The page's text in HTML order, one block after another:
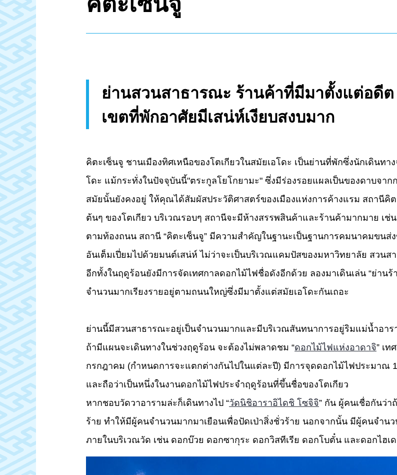
ย่านสวนสาธารณะ ร้านค้าที่มีมาตั้งแต่อดีต
เขตที่พักอาศัยมีเสน่ห์เงียบสงบมาก
คิตะเซ็นจู ชานเมืองทิศเหนือของโตเกียวในสมัยเอโดะ เป็นย่านที่พักซึ่งนักเดินท
โดะ แม้กระทั่งในปัจจุบันนี้"ตระกูลโยโกยามะ" ซึ่งมีร่องรอยแผลเป็นของดาบจาก
สมัยนั้นยังคงอยู่ ให้คุณได้สัมผัสประวัติศาสตร์ของเมืองแห่งการค้างแรม สถานีคิ
ต้นๆ ของโตเกียว บริเวณรอบๆ สถานีจะมีห้างสรรพสินค้าและร้านค้ามากมาย เช่น
ตามท้องถนน สถานี “คิตะเซ็นจู” มีความสำคัญในฐานะเป็นฐานการคมนาคมขนส่
อันเต็มเปี่ยมไปด้วยมนต์เสน่ห์ ไม่ว่าจะเป็นบริเวณแคมปัสของมหาวิทยาลัย สวน
อีกทั้งในฤดูร้อนยังมีการจัดเทศกาลดอกไม้ไฟชื่อดังอีกด้วย ลองมาเดินเล่น “ย่าน
จำนวนมากเรียงรายอยู่ตามถนนใหญ่ซึ่งมีมาตั้งแต่สมัยเอโดะกันเถอะ
ย่านนี้มีสวนสาธารณะอยู่เป็นจำนวนมากและมีบริเวณสันทนาการอยู่ริมแม่น้ำอาร
ถ้ามีแผนจะเดินทางในช่วงฤดูร้อน จะต้องไม่พลาดชม “ดอกไม้ไฟแห่งอาดาจิ” เ
กรกฎาคม (กำหนดการจะแตกต่างกันไปในแต่ละปี) มีการจุดดอกไม้ไฟประมาณ
และถือว่าเป็นหนึ่งในงานดอกไม้ไฟประจำฤดูร้อนที่ขึ้นชื่อของโตเกียว
หากชอบวัดวาอารามล่ะก็เดินทางไป “วัดนิชิอาราอิไดชิ โซจิจิ” กัน ผู้คนเชื่อกันว่า
ร้าย ทำให้มีผู้คนจำนวนมากมาเยือนเพื่อปัดเป่าสิ่งชั่วร้าย นอกจากนั้น มีผู้คนจำ
ภายในบริเวณวัด เช่น ดอกบ๊วย ดอกซากุระ ดอกวิสทีเรีย ดอกโบตั๋น และดอกไฮเ